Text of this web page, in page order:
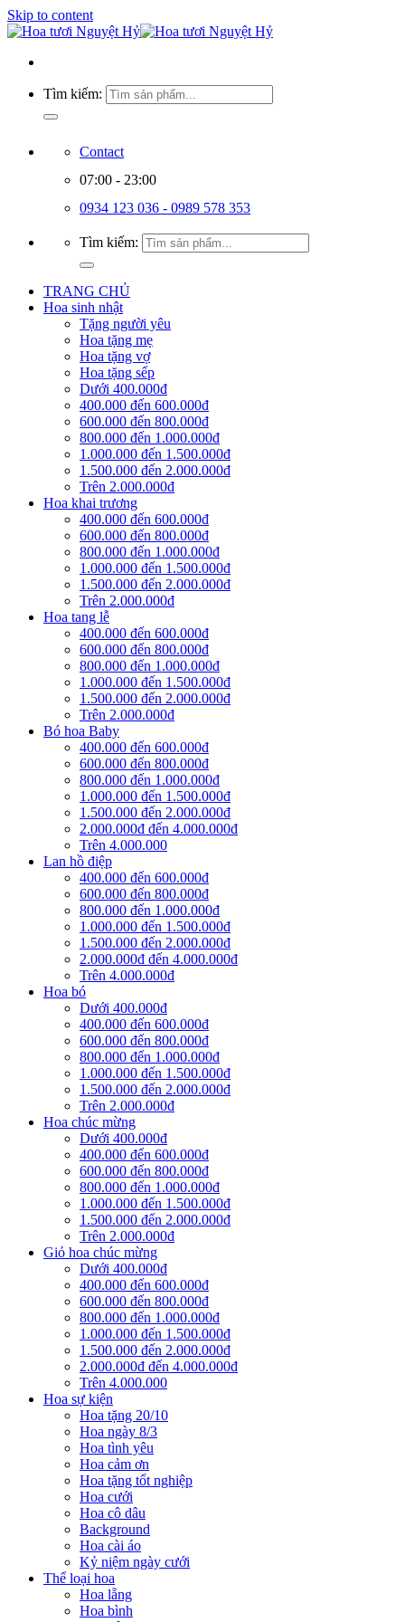
Skip to content
Tìm kiếm:
Contact
07:00 - 23:00
0934 123 036 - 0989 578 353
Tìm kiếm:
TRANG CHỦ
Hoa sinh nhật
Tặng người yêu
Hoa tặng mẹ
Hoa tặng vợ
Hoa tặng sếp
Dưới 400.000đ
400.000 đến 600.000đ
600.000 đến 800.000đ
800.000 đến 1.000.000đ
1.000.000 đến 1.500.000đ
1.500.000 đến 2.000.000đ
Trên 2.000.000đ
Hoa khai trương
400.000 đến 600.000đ
600.000 đến 800.000đ
800.000 đến 1.000.000đ
1.000.000 đến 1.500.000đ
1.500.000 đến 2.000.000đ
Trên 2.000.000đ
Hoa tang lễ
400.000 đến 600.000đ
600.000 đến 800.000đ
800.000 đến 1.000.000đ
1.000.000 đến 1.500.000đ
1.500.000 đến 2.000.000đ
Trên 2.000.000đ
Bó hoa Baby
400.000 đến 600.000đ
600.000 đến 800.000đ
800.000 đến 1.000.000đ
1.000.000 đến 1.500.000đ
1.500.000 đến 2.000.000đ
2.000.000đ đến 4.000.000đ
Trên 4.000.000
Lan hồ điệp
400.000 đến 600.000đ
600.000 đến 800.000đ
800.000 đến 1.000.000đ
1.000.000 đến 1.500.000đ
1.500.000 đến 2.000.000đ
2.000.000đ đến 4.000.000đ
Trên 4.000.000đ
Hoa bó
Dưới 400.000đ
400.000 đến 600.000đ
600.000 đến 800.000đ
800.000 đến 1.000.000đ
1.000.000 đến 1.500.000đ
1.500.000 đến 2.000.000đ
Trên 2.000.000đ
Hoa chúc mừng
Dưới 400.000đ
400.000 đến 600.000đ
600.000 đến 800.000đ
800.000 đến 1.000.000đ
1.000.000 đến 1.500.000đ
1.500.000 đến 2.000.000đ
Trên 2.000.000đ
Giỏ hoa chúc mừng
Dưới 400.000đ
400.000 đến 600.000đ
600.000 đến 800.000đ
800.000 đến 1.000.000đ
1.000.000 đến 1.500.000đ
1.500.000 đến 2.000.000đ
2.000.000đ đến 4.000.000đ
Trên 4.000.000
Hoa sự kiện
Hoa tặng 20/10
Hoa ngày 8/3
Hoa tình yêu
Hoa cảm ơn
Hoa tặng tốt nghiệp
Hoa cưới
Hoa cô dâu
Background
Hoa cài áo
Kỷ niệm ngày cưới
Thể loại hoa
Hoa lẵng
Hoa bình